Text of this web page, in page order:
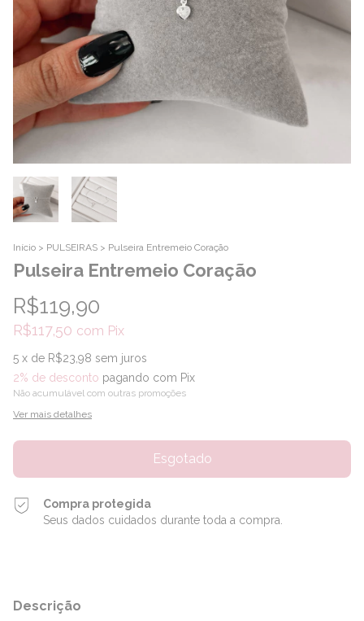
Início > PULSEIRAS > Pulseira Entremeio Coração
Pulseira Entremeio Coração
R$119,90
R$117,50 com Pix
5 x de R$23,98 sem juros
2% de desconto pagando com Pix
Não acumulável com outras promoções
Ver mais detalhes
Compra protegida
Seus dados cuidados durante toda a compra.
Descrição